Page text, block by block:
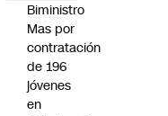
Biministro
Mas por
contratación
de 196
jóvenes
en